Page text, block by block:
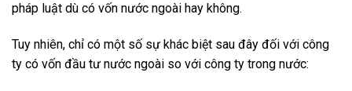
pháp luật dù có vốn nước ngoài hay không.
Tuy nhiên, chỉ có một số sự khác biệt sau đây đối với công
ty có vốn đầu tư nước ngoài so với công ty trong nước: